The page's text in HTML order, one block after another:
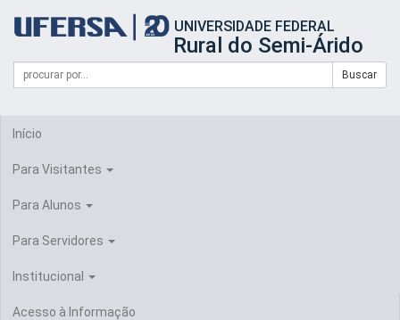
portal
UFERSA
UNIVERSIDADE FEDERAL
Rural do Semi-Árido
Formulário
Busca
Campo
de
Buscar
Início
Para Visitantes
Para Alunos
Para Servidores
Institucional
Acesso à Informação